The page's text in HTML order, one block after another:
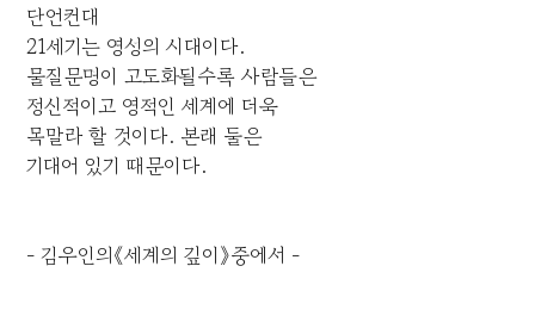
단언컨대
21세기는 영성의 시대이다.
물질문명이 고도화될수록 사람들은
정신적이고 영적인 세계에 더욱
목말라 할 것이다. 본래 둘은
기대어 있기 때문이다.
- 김우인의《세계의 깊이》중에서 -